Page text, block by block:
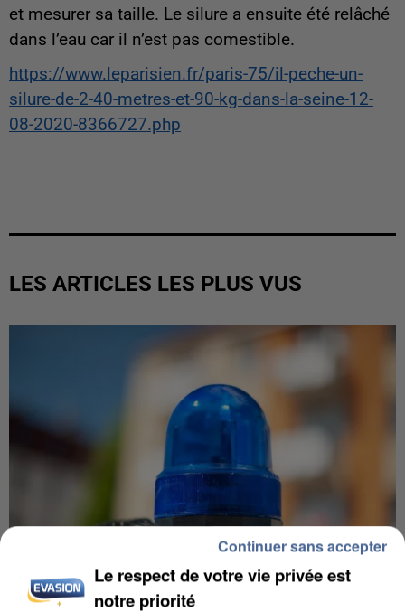
et mesurer sa taille. Le silure a ensuite été relâché
dans l’eau car il n’est pas comestible.
https://www.leparisien.fr/paris-75/il-peche-un-
silure-de-2-40-metres-et-90-kg-dans-la-seine-12-
08-2020-8366727.php
LES ARTICLES LES PLUS VUS
Le respect de votre vie privée est
notre priorité
Continuer sans accepter